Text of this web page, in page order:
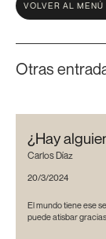
VOLVER AL MENÚ
Otras
¿Hay
Carlos Díaz
20/3/2024
El mundo tiene ese
puede atisbar